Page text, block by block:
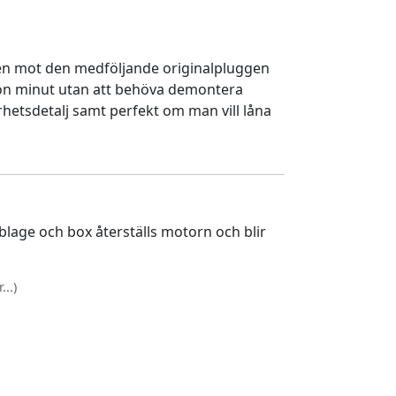
mot den medföljande originalpluggen
minut utan att behöva demontera
samt perfekt om man vill låna
och box återställs motorn och blir